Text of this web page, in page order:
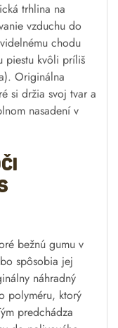
trhlina na
vzduchu do
chodu
piestu kvôli príliš
Originálna
si držia svoj tvar a
nasadení v
bežnú gumu v
spôsobia jej
náhradný
polyméru, ktorý
predchádza